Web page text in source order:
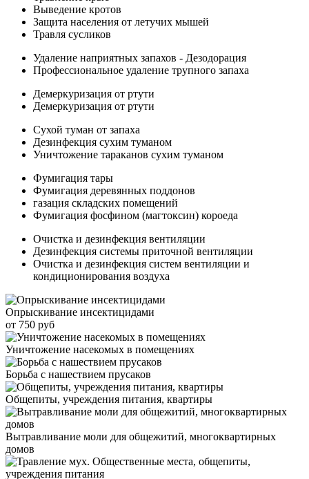
Выведение кротов
Защита населения от летучих мышей
Травля сусликов
Удаление наприятных запахов - Дезодорация
Профессиональное удаление трупного запаха
Демеркуризация от ртути
Демеркуризация от ртути
Сухой туман от запаха
Дезинфекция сухим туманом
Уничтожение тараканов сухим туманом
Фумигация тары
Фумигация деревянных поддонов
газация складских помещений
Фумигация фосфином (магтоксин) короеда
Очистка и дезинфекция вентиляции
Дезинфекция системы приточной вентиляции
Очистка и дезинфекция систем вентиляции и
кондиционирования воздуха
Опрыскивание инсектицидами
от 750 руб
Уничтожение насекомых в помещениях
Борьба с нашествием прусаков
Общепиты, учреждения питания, квартиры
Вытравливание моли для общежитий, многоквартирных
домов